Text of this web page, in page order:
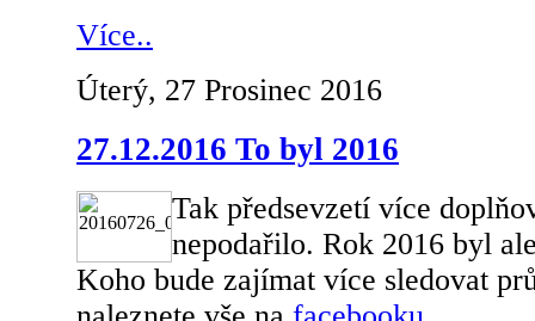
Více..
Úterý, 27 Prosinec 2016
27.12.2016 To byl 2016
Tak předsevzetí více
nepodařilo. Rok 2016 byl
Koho bude zajímat více sledovat